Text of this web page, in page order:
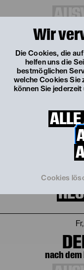
Wir
Die Cookies, die
helfen uns die
bestmöglichen
welche Cookies Sie
können Sie
Cookies
nach dem
nach dem
nach dem